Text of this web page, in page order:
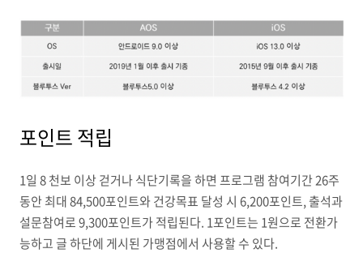
포인트 적립
1일 8 천보 이상 걷거나 식단기록을 하면 프로그램 참여기간 26주
동안 최대 84,500포인트와 건강목표 달성 시 6,200포인트, 출석과
설문참여로 9,300포인트가 적립된다. 1포인트는 1원으로 전환가
능하고 글 하단에 게시된 가맹점에서 사용할 수 있다.